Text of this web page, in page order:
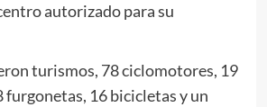
autorizado para su
turismos, 78 ciclomotores, 19
16 bicicletas y un